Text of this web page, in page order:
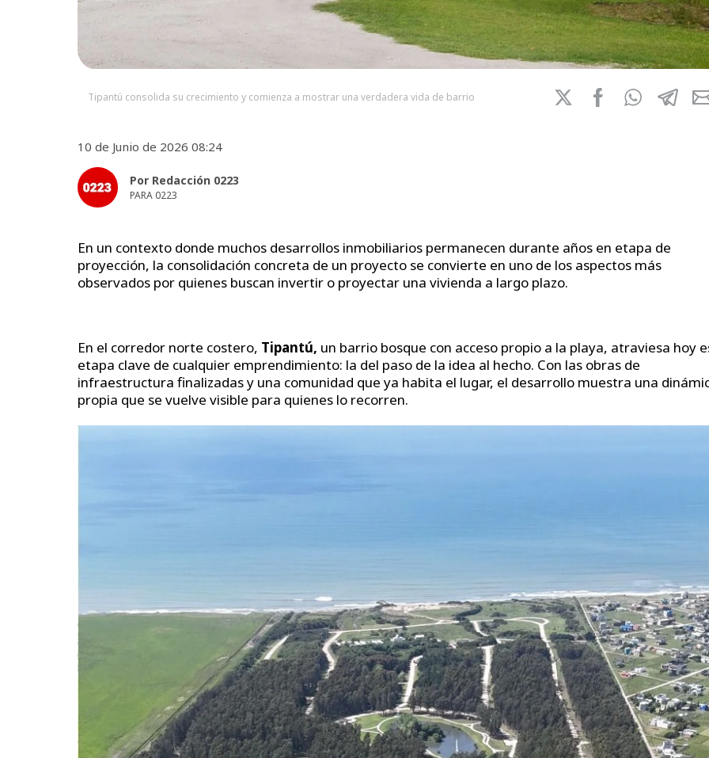
Tipantú consolida su crecimiento y comienza a mostrar una verdadera vida de barrio
10 de Junio de 2026 08:24
Por Redacción 0223
PARA 0223
En un contexto donde muchos desarrollos inmobiliarios permanecen durante años en etapa de
proyección, la consolidación concreta de un proyecto se convierte en uno de los aspectos más
observados por quienes buscan invertir o proyectar una vivienda a largo plazo.
En el corredor norte costero, Tipantú, un barrio bosque con acceso propio a la playa, atraviesa hoy
etapa clave de cualquier emprendimiento: la del paso de la idea al hecho. Con las obras de
infraestructura finalizadas y una comunidad que ya habita el lugar, el desarrollo muestra una
propia que se vuelve visible para quienes lo recorren.